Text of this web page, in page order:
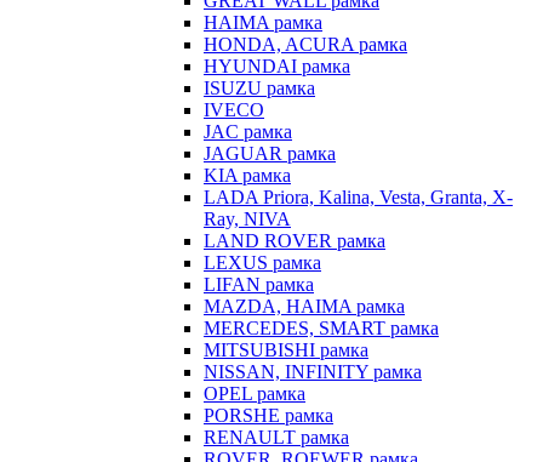
HAIMA рамка
HONDA, ACURA рамка
HYUNDAI рамка
ISUZU рамка
IVECO
JAC рамка
JAGUAR рамка
KIA рамка
LADA Priora, Kalina, Vesta, Granta, X-
Ray, NIVA
LAND ROVER рамка
LEXUS рамка
LIFAN рамка
MAZDA, HAIMA рамка
MERCEDES, SMART рамка
MITSUBISHI рамка
NISSAN, INFINITY рамка
OPEL рамка
PORSHE рамка
RENAULT рамка